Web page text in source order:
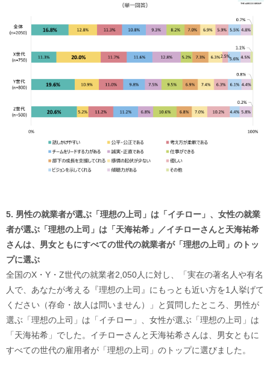
5. 男性の就業者が選ぶ「理想の上司」は「イチロー」、女性の就業
者が選ぶ「理想の上司」は「天海祐希」／イチローさんと天海祐希
さんは、男女ともにすべての世代の就業者が「理想の上司」のトッ
プに選ぶ
全国のX・Y・Z世代の就業者2,050人に対し、「実在の著名人や有名
人で、あなたが考える『理想の上司』にもっとも近い方を1人挙げて
ください（存命・故人は問いません）」と質問したところ、男性が
選ぶ「理想の上司」は「イチロー」、女性が選ぶ「理想の上司」は
「天海祐希」でした。イチローさんと天海祐希さんは、男女ともに
すべての世代の雇用者が「理想の上司」のトップに選びました。